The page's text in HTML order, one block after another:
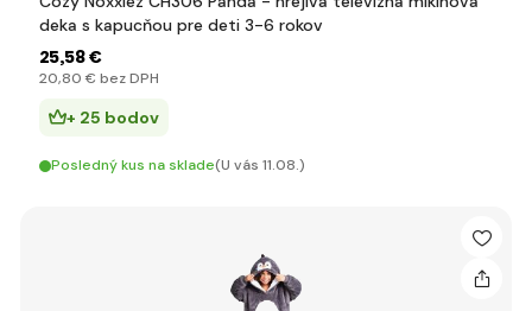
deka s kapucňou pre deti 3-6 rokov
25,58 €
20,80 € bez DPH
+ 25 bodov
Posledný kus na sklade(U vás 11.08.)